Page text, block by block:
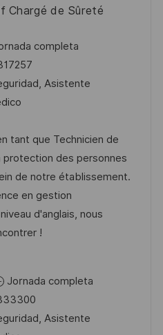
Chargé de Sûreté
completa
Asistente
tant que Technicien de
des personnes
de notre établissement.
en gestion
d'anglais, nous
!
Jornada completa
Asistente